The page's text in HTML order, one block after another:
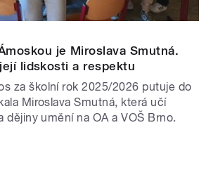
je Miroslava Smutná.
lidskosti a respektu
za školní rok 2025/2026 putuje do
Miroslava Smutná, která učí
dějiny umění na OA a VOŠ Brno.